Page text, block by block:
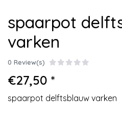
spaarpot
varken
0 Review(s)
€27,50 *
spaarpot delftsblauw varken